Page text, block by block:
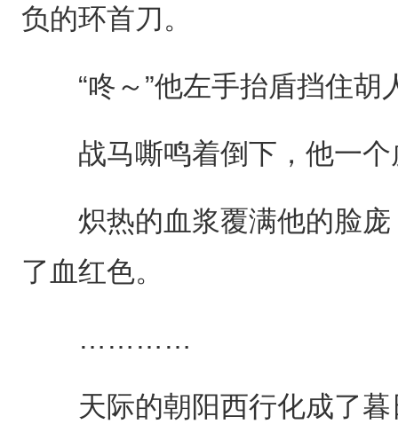
负的环首刀。
“咚～”他左手抬盾挡住胡
战马嘶鸣着倒下，他一个
炽热的血浆覆满他的脸庞
了血红色。
…………
天际的朝阳西行化成了暮